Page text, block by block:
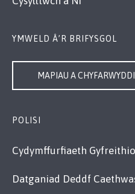
YMWELD Â’R BRIFYSGOL
MAPIAU A
POLISI
Cydymffurfiaeth
Datganiad Deddf